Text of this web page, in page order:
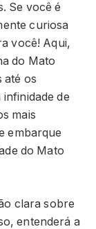
Se você é
curiosa
você! Aqui,
do Mato
até os
de
mais
embarque
do Mato
clara sobre
entenderá a